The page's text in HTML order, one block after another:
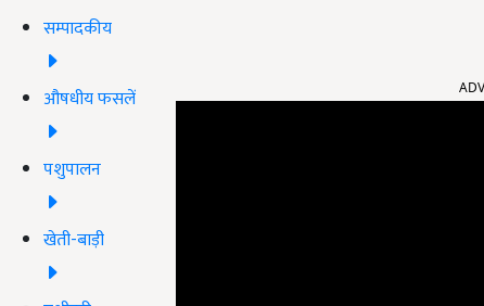
सम्पादकीय
औषधीय फसलें
पशुपालन
खेती-बाड़ी